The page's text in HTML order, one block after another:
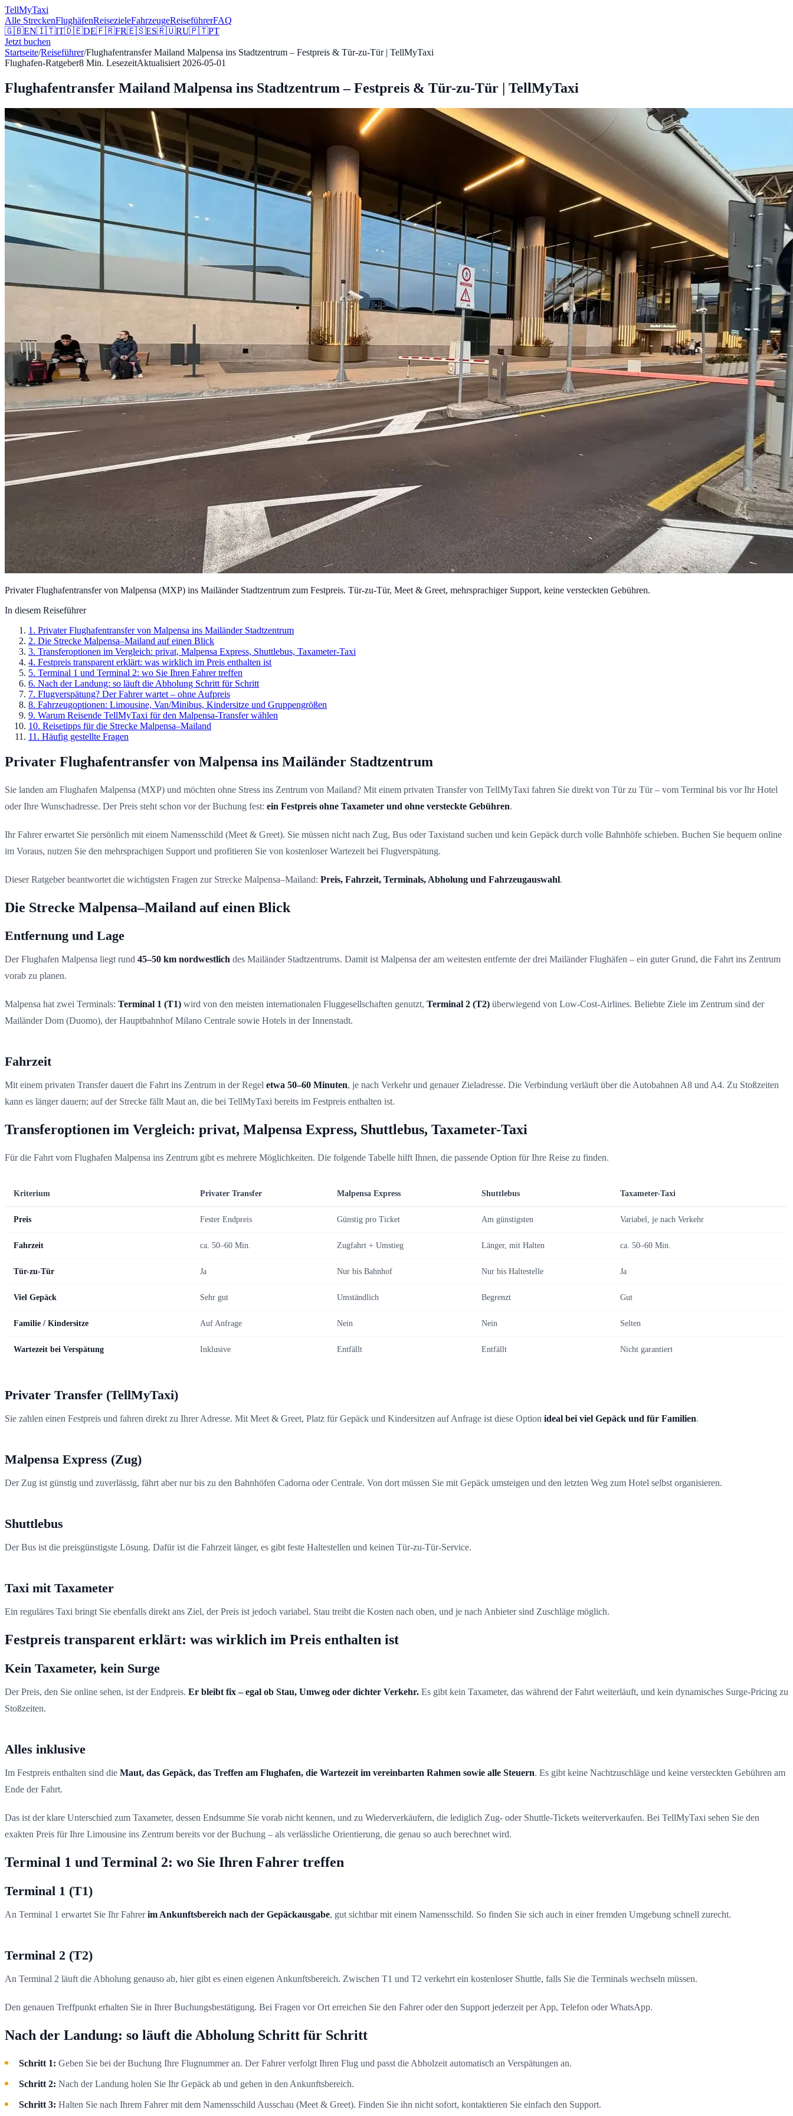
TellMyTaxi
Alle StreckenFlughäfenReisezieleFahrzeugeReiseführerFAQ
🇬🇧EN🇮🇹IT🇩🇪DE🇫🇷FR🇪🇸ES🇷🇺RU🇵🇹PT
Jetzt buchen
Startseite/Reiseführer/Flughafentransfer Mailand Malpensa ins Stadtzentrum – Festpreis & Tür-zu-Tür | TellMyTaxi
Flughafen-Ratgeber8 Min. LesezeitAktualisiert 2026-05-01
Flughafentransfer Mailand Malpensa ins Stadtzentrum – Festpreis & Tür-zu-Tür | TellMyTaxi
Privater Flughafentransfer von Malpensa (MXP) ins Mailänder Stadtzentrum zum Festpreis. Tür-zu-Tür, Meet & Greet, mehrsprachiger Support, keine versteckten Gebühren.
In diesem Reiseführer
1 . Privater Flughafentransfer von Malpensa ins Mailänder Stadtzentrum
2. Die Strecke Malpensa–Mailand auf einen Blick
3. Transferoptionen im Vergleich: privat, Malpensa Express, Shuttlebus, Taxameter-Taxi
4. Festpreis transparent erklärt: was wirklich im Preis enthalten ist
5. Terminal 1 und Terminal 2: wo Sie Ihren Fahrer treffen
6. Nach der Landung: so läuft die Abholung Schritt für Schritt
7. Flugverspätung? Der Fahrer wartet – ohne Aufpreis
8. Fahrzeugoptionen: Limousine, Van/Minibus, Kindersitze und Gruppengrößen
9. Warum Reisende TellMyTaxi für den Malpensa-Transfer wählen
10. Reisetipps für die Strecke Malpensa–Mailand
11 . Häufig gestellte Fragen
Privater Flughafentransfer von Malpensa ins Mailänder Stadtzentrum
Sie landen am Flughafen Malpensa (MXP) und möchten ohne Stress ins Zentrum von Mailand? Mit einem privaten Transfer von TellMyTaxi fahren Sie direkt von Tür zu Tür – vom Terminal bis vor Ihr Hotel
oder Ihre Wunschadresse. Der Preis steht schon vor der Buchung fest: ein Festpreis ohne Taxameter und ohne versteckte Gebühren.
Ihr Fahrer erwartet Sie persönlich mit einem Namensschild (Meet & Greet). Sie müssen nicht nach Zug, Bus oder Taxistand suchen und kein Gepäck durch volle Bahnhöfe schieben. Buchen Sie bequem online
im Voraus, nutzen Sie den mehrsprachigen Support und profitieren Sie von kostenloser Wartezeit bei Flugverspätung.
Dieser Ratgeber beantwortet die wichtigsten Fragen zur Strecke Malpensa–Mailand: Preis, Fahrzeit, Terminals, Abholung und Fahrzeugauswahl.
Die Strecke Malpensa–Mailand auf einen Blick
Entfernung und Lage
Der Flughafen Malpensa liegt rund 45–50 km nordwestlich des Mailänder Stadtzentrums. Damit ist Malpensa der am weitesten entfernte der drei Mailänder Flughäfen – ein guter Grund, die Fahrt ins Zentrum
vorab zu planen.
Malpensa hat zwei Terminals: Terminal 1 (T1) wird von den meisten internationalen Fluggesellschaften genutzt, Terminal 2 (T2) überwiegend von Low-Cost-Airlines. Beliebte Ziele im Zentrum sind der
Mailänder Dom (Duomo), der Hauptbahnhof Milano Centrale sowie Hotels in der Innenstadt.
Fahrzeit
Mit einem privaten Transfer dauert die Fahrt ins Zentrum in der Regel etwa 50–60 Minuten, je nach Verkehr und genauer Zieladresse. Die Verbindung verläuft über die Autobahnen A8 und A4. Zu Stoßzeiten
kann es länger dauern; auf der Strecke fällt Maut an, die bei TellMyTaxi bereits im Festpreis enthalten ist.
Transferoptionen im Vergleich: privat, Malpensa Express, Shuttlebus, Taxameter-Taxi
Für die Fahrt vom Flughafen Malpensa ins Zentrum gibt es mehrere Möglichkeiten. Die folgende Tabelle hilft Ihnen, die passende Option für Ihre Reise zu finden.
Kriterium Privater Transfer Malpensa Express Shuttlebus Taxameter-Taxi
Preis Fester Endpreis Günstig pro Ticket Am günstigsten Variabel, je nach Verkehr
Fahrzeit ca. 50–60 Min. Zugfahrt + Umstieg Länger, mit Halten ca. 50–60 Min.
Tür-zu-Tür Ja Nur bis Bahnhof Nur bis Haltestelle Ja
Viel Gepäck Sehr gut Umständlich Begrenzt Gut
Familie / Kindersitze Auf Anfrage Nein Nein Selten
Wartezeit bei Verspätung Inklusive Entfällt Entfällt Nicht garantiert
Privater Transfer (TellMyTaxi)
Sie zahlen einen Festpreis und fahren direkt zu Ihrer Adresse. Mit Meet & Greet, Platz für Gepäck und Kindersitzen auf Anfrage ist diese Option ideal bei viel Gepäck und für Familien.
Malpensa Express (Zug)
Der Zug ist günstig und zuverlässig, fährt aber nur bis zu den Bahnhöfen Cadorna oder Centrale. Von dort müssen Sie mit Gepäck umsteigen und den letzten Weg zum Hotel selbst organisieren.
Shuttlebus
Der Bus ist die preisgünstigste Lösung. Dafür ist die Fahrzeit länger, es gibt feste Haltestellen und keinen Tür-zu-Tür-Service.
Taxi mit Taxameter
Ein reguläres Taxi bringt Sie ebenfalls direkt ans Ziel, der Preis ist jedoch variabel. Stau treibt die Kosten nach oben, und je nach Anbieter sind Zuschläge möglich.
Festpreis transparent erklärt: was wirklich im Preis enthalten ist
Kein Taxameter, kein Surge
Der Preis, den Sie online sehen, ist der Endpreis. Er bleibt fix – egal ob Stau, Umweg oder dichter Verkehr. Es gibt kein Taxameter, das während der Fahrt weiterläuft, und kein dynamisches Surge-Pricing zu
Stoßzeiten.
Alles inklusive
Im Festpreis enthalten sind die Maut, das Gepäck, das Treffen am Flughafen, die Wartezeit im vereinbarten Rahmen sowie alle Steuern. Es gibt keine Nachtzuschläge und keine versteckten Gebühren am
Ende der Fahrt.
Das ist der klare Unterschied zum Taxameter, dessen Endsumme Sie vorab nicht kennen, und zu Wiederverkäufern, die lediglich Zug- oder Shuttle-Tickets weiterverkaufen. Bei TellMyTaxi sehen Sie den
exakten Preis für Ihre Limousine ins Zentrum bereits vor der Buchung – als verlässliche Orientierung, die genau so auch berechnet wird.
Terminal 1 und Terminal 2: wo Sie Ihren Fahrer treffen
Terminal 1 (T1)
An Terminal 1 erwartet Sie Ihr Fahrerim Ankunftsbereich nach der Gepäckausgabe, gut sichtbar mit einem Namensschild. So finden Sie sich auch in einer fremden Umgebung schnell zurecht.
Terminal 2 (T2)
An Terminal 2 läuft die Abholung genauso ab, hier gibt es einen eigenen Ankunftsbereich. Zwischen T1 und T2 verkehrt ein kostenloser Shuttle, falls Sie die Terminals wechseln müssen.
Den genauen Treffpunkt erhalten Sie in Ihrer Buchungsbestätigung. Bei Fragen vor Ort erreichen Sie den Fahrer oder den Support jederzeit per App, Telefon oder WhatsApp.
Nach der Landung: so läuft die Abholung Schritt für Schritt
Schritt 1: Geben Sie bei der Buchung Ihre Flugnummer an. Der Fahrer verfolgt Ihren Flug und passt die Abholzeit automatisch an Verspätungen an.
Schritt 2: Nach der Landung holen Sie Ihr Gepäck ab und gehen in den Ankunftsbereich.
Schritt 3: Halten Sie nach Ihrem Fahrer mit dem Namensschild Ausschau (Meet & Greet). Finden Sie ihn nicht sofort, kontaktieren Sie einfach den Support.